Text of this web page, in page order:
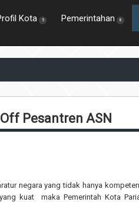
Kota 5 Pemerintahan 8
Pesantren ASN
negara yang tidak hanya
kuat maka Pemerintah Kota